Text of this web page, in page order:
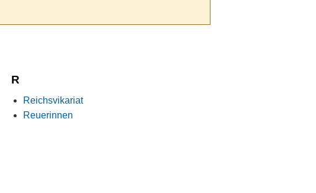
R
Reichsvikariat
Reuerinnen